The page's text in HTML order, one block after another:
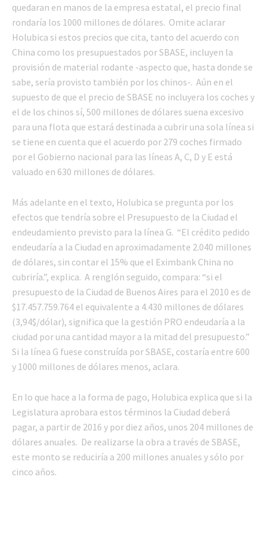
quedaran en manos de la empresa estatal, el precio final
rondaría los 1000 millones de dólares. Omite aclarar
Holubica si estos precios que cita, tanto del acuerdo con
China como los presupuestados por SBASE, incluyen la
provisión de material rodante -aspecto que, hasta donde se
sabe, sería provisto también por los chinos-. Aún en el
supuesto de que el precio de SBASE no incluyera los coches y
el de los chinos sí, 500 millones de dólares suena excesivo
para una flota que estará destinada a cubrir una sola línea si
se tiene en cuenta que el acuerdo por 279 coches firmado
por el Gobierno nacional para las líneas A, C, D y E está
valuado en 630 millones de dólares.
Más adelante en el texto, Holubica se pregunta por los
efectos que tendría sobre el Presupuesto de la Ciudad el
endeudamiento previsto para la línea G. “El crédito pedido
endeudaría a la Ciudad en aproximadamente 2.040 millones
de dólares, sin contar el 15% que el Eximbank China no
cubriría.”, explica. A renglón seguido, compara: “si el
presupuesto de la Ciudad de Buenos Aires para el 2010 es de
$17.457.759.764 el equivalente a 4.430 millones de dólares
(3,94$/dólar), significa que la gestión PRO endeudaría a la
ciudad por una cantidad mayor a la mitad del presupuesto.”
Si la línea G fuese construída por SBASE, costaría entre 600
y 1000 millones de dólares menos, aclara.
En lo que hace a la forma de pago, Holubica explica que si la
Legislatura aprobara estos términos la Ciudad deberá
pagar, a partir de 2016 y por diez años, unos 204 millones de
dólares anuales. De realizarse la obra a través de SBASE,
este monto se reduciría a 200 millones anuales y sólo por
cinco años.